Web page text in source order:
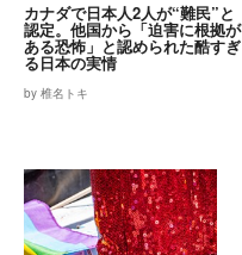
カナダで日本人2人が“難民”と
認定。他国から「迫害に根拠が
ある恐怖」と認められた酷すぎ
る日本の実情
by 椎名トキ